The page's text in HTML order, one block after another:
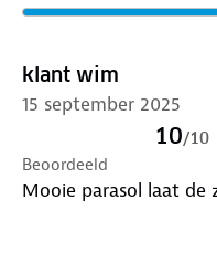
klant wim
15 september 2025
10/10
Beoordeeld
Mooie parasol laat de